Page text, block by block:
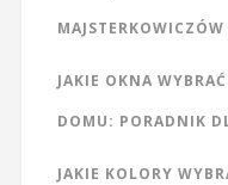
MAJSTERKOWICZÓW
JAKIE OKNA
DOMU: PORADNIK
JAKIE KOLORY